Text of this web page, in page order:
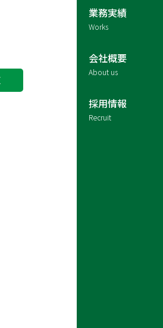
業務実績
Works
会社概要
About us
採用情報
Recruit